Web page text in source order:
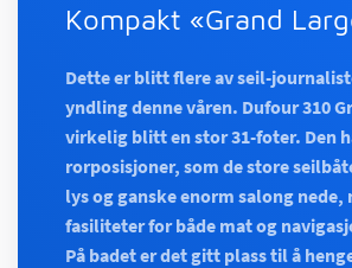
Kompakt «Grand
Dette er blitt flere av seil-
yndling denne våren. Dufour 310
virkelig blitt en stor 31-foter. Den
rorposisjoner, som de store
lys og ganske enorm salong nede,
fasiliteter for både mat og
På badet er det gitt plass til å